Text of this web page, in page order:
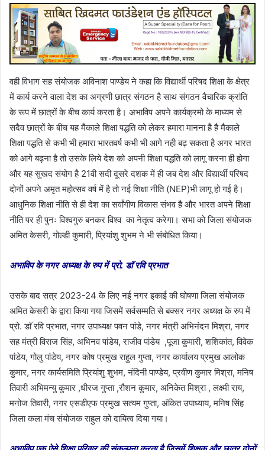
वही विभाग सह संयोजक अविनाश पाण्डेय ने कहा कि विद्यार्थी परिषद शिक्षा के क्षेत्र
में कार्य करने वाला देश का अग्रणी छात्र संगठन है साथ संगठन वैचारिक क्रांति
के रूप में छात्रों के बीच कार्य करता है। अभाविप अपने कार्यक्रमो के माध्यम से
सदैव छात्रों के बीच यह मैकाले शिक्षा पद्धति को लेकर हमारा मानना है है मैकाले
शिक्षा पद्धति से कभी भी हमारा भारतवर्ष कभी भी आगे नही बढ़ सकता है अगर भारत
को आगे बढ़ना है तो उसके लिये देश को अपनी शिक्षा पद्धति को लागू करना ही होगा
और यह सुखद संयोग है 21वी सदी दूसरे दशक में ही जब देश और विद्यार्थी परिषद
दोनों अपने अमृत महोत्सव वर्ष में है तो नई शिक्षा नीति (NEP)भी लागू हो गई है।
आधुनिक शिक्षा नीति से ही देश का सर्वांगीण विकास संभव है और भारत अपने शिक्षा
नीति पर ही पुनः विश्वगुरु बनकर विश्व का नेतृत्व करेगा। सभा को जिला संयोजक
अमित केसरी, गोल्डी कुमारी, प्रियांशु शुभम ने भी संबोधित किया।
अभाविप के नगर अध्यक्ष के रुप में प्रो. डाॅ रवि प्रभात
उसके बाद सत्र 2023-24 के लिए नई नगर इकाई की घोषणा जिला संयोजक
अमित केसरी के द्वारा किया गया जिसमें सर्वसम्मति से बक्सर नगर अध्यक्ष के रुप में
प्रो. डाॅ रवि प्रभात, नगर उपाध्यक्ष पवन पांडे, नगर मंत्री अभिनंदन मिश्रा, नगर
सह मंत्री विराज सिंह, अभिनव पांडेय, राजीव पांडेय ,पूजा कुमारी, शशिकांत, विवेक
पांडेय, गोलु पांडेय, नगर कोष प्रमुख राहुल गुप्ता, नगर कार्यालय प्रमुख आलोक
कुमार, नगर कार्यसमिति प्रियांशु शुभम, नंदिनी पाण्डेय, प्रवीण कुमार मिश्रा, मनिष
तिवारी अभिमन्यु कुमार ,धीरज गुप्ता ,रौशन कुमार, अनिकेत मिश्रा , लक्ष्मी राय,
मनोज तिवारी, नगर एसडीएफ प्रमुख सत्यम गुप्ता, अंकित उपाध्याय, मनिष सिंह
जिला कला मंच संयोजक राहुल को दायित्व दिया गया।